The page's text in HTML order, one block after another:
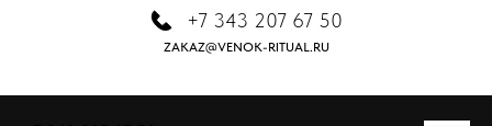
+7 343 207 67 50
ZAKAZ@VENOK-RITUAL.RU